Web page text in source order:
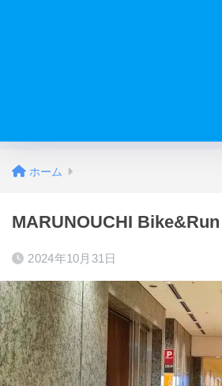
ホーム
MARUNOUCHI Bike&Run
2024年10月31日